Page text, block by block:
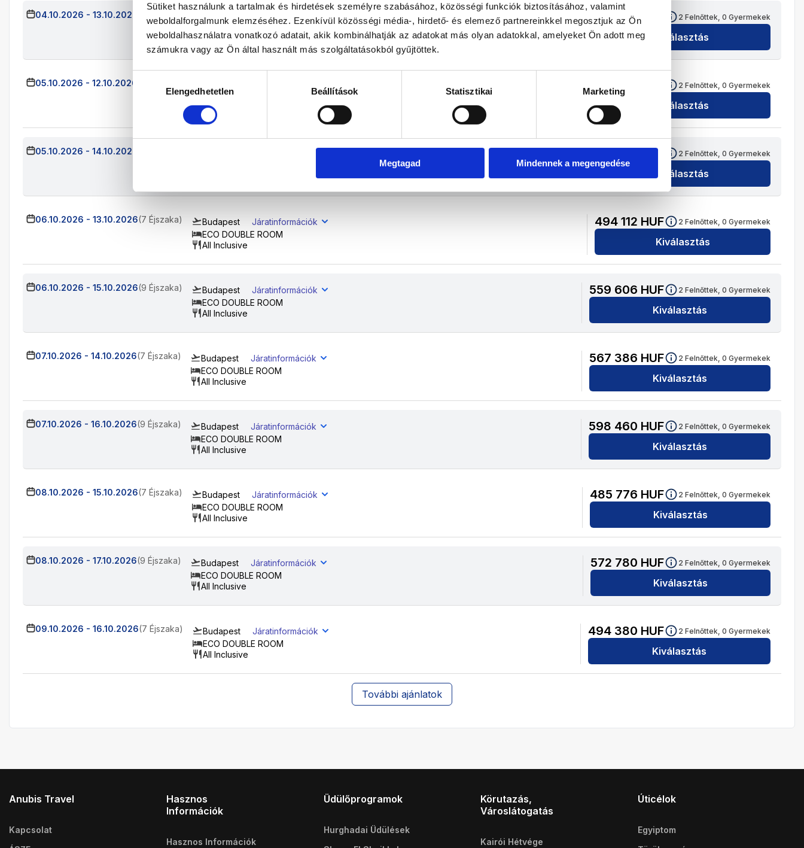
Sütiket használunk a tartalmak és hirdetések személyre szabásához, közösségi funkciók biztosításához, valamint
weboldalforgalmunk elemzéséhez. Ezenkívül közösségi média-, hirdető- és elemező partnereinkkel megosztjuk az Ön
weboldalhasználatra vonatkozó adatait, akik kombinálhatják az adatokat más olyan adatokkal, amelyeket Ön adott meg
számukra vagy az Ön által használt más szolgáltatásokból gyűjtöttek.
kiválasztásaElengedhetetlen Beállítások Statisztikai Marketing
Megtagad Mindennek a megengedése
04.10.2026 - 13.10.2026 Budapest
Járatinformációk
ECO DOUBLE ROOM
All Inclusive
585 150HUF 2 Felnőttek, 0 Gyermekek
Kiválasztás
05.10.2026 - 12.10.2026
ECO DOUBLE ROOM
All Inclusive
515 488 2 Felnőttek, 0 Gyermekek
Kiválasztás
05.10.2026 - 14.10.2026 HUF 2 Felnőttek, 0 Gyermekek
Kiválasztás
06.10.2026 - 13.10.2026(7 Éjszaka) Budapest
Járatinformációk
ECO DOUBLE ROOM
All Inclusive
494 112 HUF 2 Felnőttek, 0 Gyermekek
Kiválasztás
06.10.2026 - 15.10.2026(9 Éjszaka) Budapest
Járatinformációk
ECO DOUBLE ROOM
All Inclusive
559 606 HUF 2 Felnőttek, 0 Gyermekek
Kiválasztás
07.10.2026 - 14.10.2026(7 Éjszaka) Budapest
Járatinformációk
ECO DOUBLE ROOM
All Inclusive
567 386 HUF 2 Felnőttek, 0 Gyermekek
Kiválasztás
07.10.2026 - 16.10.2026(9 Éjszaka) Budapest
Járatinformációk
ECO DOUBLE ROOM
All Inclusive
598 460 HUF 2 Felnőttek, 0 Gyermekek
Kiválasztás
08.10.2026 - 15.10.2026(7 Éjszaka) Budapest
Járatinformációk
ECO DOUBLE ROOM
All Inclusive
485 776 HUF 2 Felnőttek, 0 Gyermekek
Kiválasztás
08.10.2026 - 17.10.2026(9 Éjszaka) Budapest
Járatinformációk
ECO DOUBLE ROOM
All Inclusive
572 780 HUF 2 Felnőttek, 0 Gyermekek
Kiválasztás
09.10.2026 - 16.10.2026(7 Éjszaka) Budapest
Járatinformációk
ECO DOUBLE ROOM
All Inclusive
494 380 HUF 2 Felnőttek, 0 Gyermekek
Kiválasztás
További ajánlatok
Anubis Travel
Kapcsolat
Hasznos
Információk
Hasznos Információk
Üdülőprogramok
Hurghadai Üdülések
Körutazás,
Városlátogatás
Kairói Hétvége
Úticélok
Egyiptom